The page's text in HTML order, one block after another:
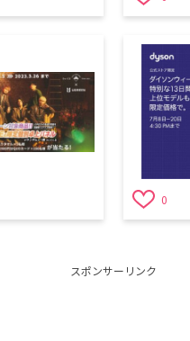
0
スポンサーリンク